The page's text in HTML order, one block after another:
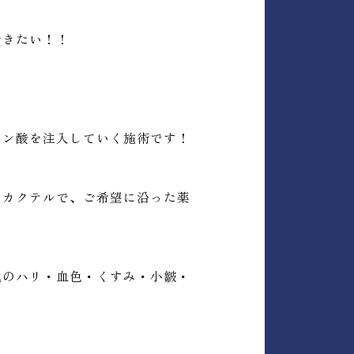
たい！！
酸を注入していく施術です！
クテルで、ご希望に沿った薬
ハリ・血色・くすみ・小皺・